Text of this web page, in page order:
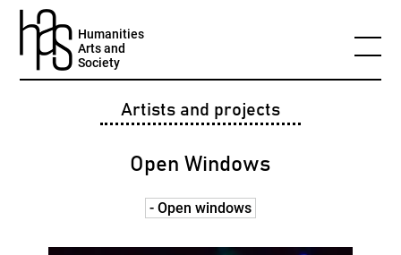
Humanities
Arts and
Society
Artists and projects
Open Windows